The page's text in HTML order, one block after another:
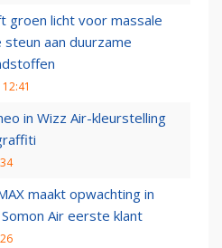
groen licht voor massale
aan duurzame
in Wizz Air-kleurstelling
maakt opwachting in
Air eerste klant